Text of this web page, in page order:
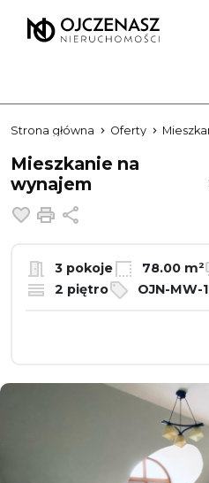
Strona główna Oferty
Mieszkanie na
wynajem
Dodaj do ulubionych
Drukuj
3 pokoje 78.00 m²
2 piętro OJN-MW-